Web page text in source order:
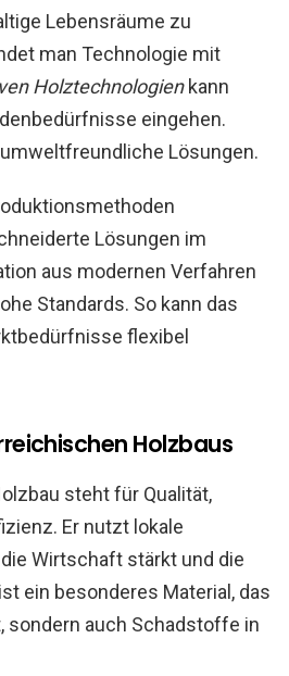
Lebensräume zu
man Technologie mit
Holztechnologienkann
eingehen.
Lösungen.
Lösungen im
aus modernen Verfahren
Standards. So kann das
flexibel
Holzbaus
steht für Qualität,
Er nutzt lokale
Wirtschaft stärkt und die
ein besonderes Material, das
sondern auch Schadstoffe in